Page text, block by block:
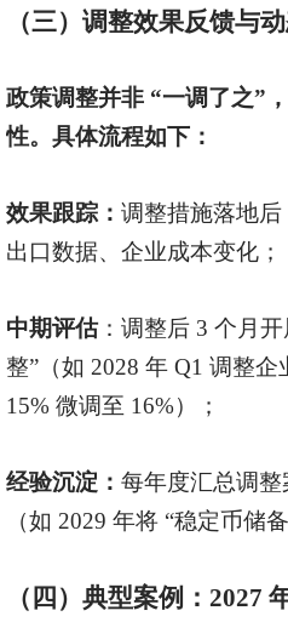
（三）调整效果反馈与
政策调整并非 “一调了之”
性。具体流程如下：
效果跟踪： 调整措施落地
出口数据、企业成本变化；
中期评估：调整后 3 个月
整”（如 2028 年 Q1 调整
15% 微调至 16%）；
经验沉淀： 每年度汇总调
（如 2029 年将 “稳定币储
（四）典型案例： 2027